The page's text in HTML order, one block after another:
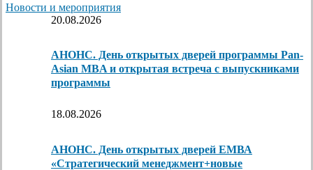
Новости и мероприятия
20.08.2026
АНОНС. День открытых дверей программы Pan-
Asian MBA и открытая встреча с выпускниками
программы
18.08.2026
АНОНС. День открытых дверей ЕМВА
«Стратегический менеджмент+новые